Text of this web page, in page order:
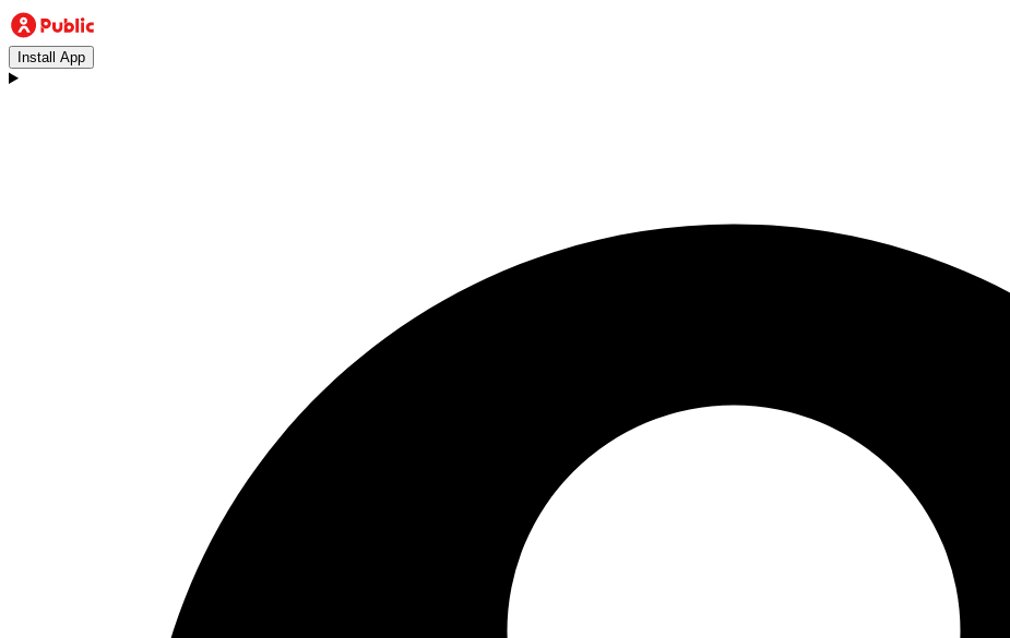
Install App